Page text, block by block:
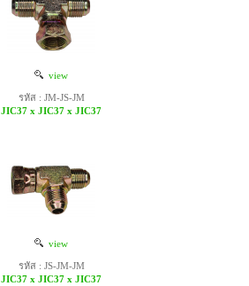
view
รหัส : JM-JS-JM
JIC37 x JIC37 x JIC37
view
รหัส : JS-JM-JM
JIC37 x JIC37 x JIC37